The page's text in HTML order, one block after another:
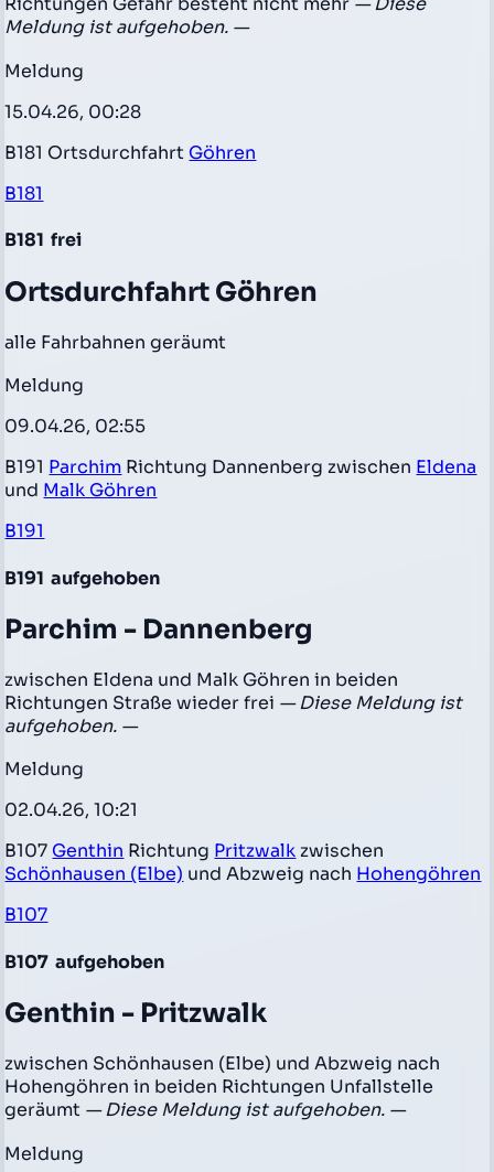
Meldung ist aufgehoben. —
Meldung
15.04.26, 00:28
B181 Ortsdurchfahrt Göhren
B181
B181 frei
Ortsdurchfahrt Göhren
alle Fahrbahnen geräumt
Meldung
09.04.26, 02:55
B191 Parchim Richtung Dannenberg zwischen Eldena
und Malk Göhren
B191
B191 aufgehoben
Parchim - Dannenberg
zwischen Eldena und Malk Göhren in beiden
Richtungen Straße wieder frei — Diese Meldung ist
aufgehoben. —
Meldung
02.04.26, 10:21
B107 Genthin Richtung Pritzwalk zwischen
Schönhausen (Elbe) und Abzweig nach Hohengöhren
B107
B107 aufgehoben
Genthin - Pritzwalk
zwischen Schönhausen (Elbe) und Abzweig nach
Hohengöhren in beiden Richtungen Unfallstelle
geräumt — Diese Meldung ist aufgehoben. —
Meldung